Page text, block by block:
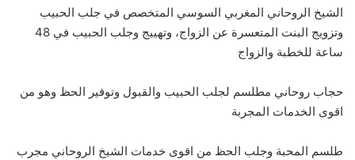
الشيخ الروحاني المغربي السوسي المتخصص في جلب الحبيب
وتزويج البنت المتعسرة عن الزواج، وتهييج وجلب الحبيب في 48
ساعة للخطبة والزواج
حجاب روحاني مطلسم لجلب الحبيب والقبول وتوفير الحظ وهو من
اقوى الخدمات المجربة
طلسم المحبة وجلب الحظ من اقوى خدمات الشيخ الروحاني مجرب